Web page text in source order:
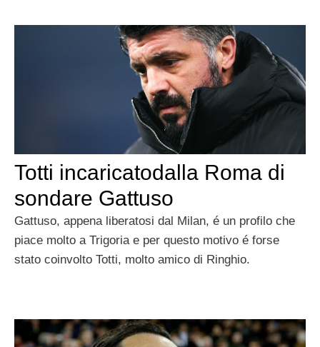
Totti incaricatodalla Roma di
sondare Gattuso
Gattuso, appena liberatosi dal Milan, é un profilo che
piace molto a Trigoria e per questo motivo é forse
stato coinvolto Totti, molto amico di Ringhio.